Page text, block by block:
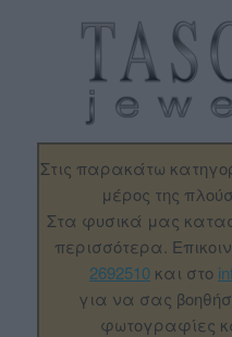
Στις παρακάτω
μέρος της
Στα φυσικά μας
περισσότερα.
2692510και στο
για να σας
φωτογραφίες